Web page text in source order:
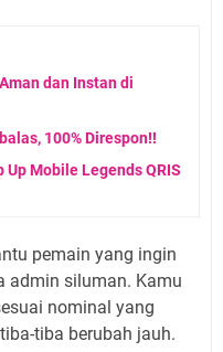
dan Instan di
100% Direspon!!
Mobile Legends QRIS
pemain yang ingin
admin siluman. Kamu
nominal yang
tiba berubah jauh.